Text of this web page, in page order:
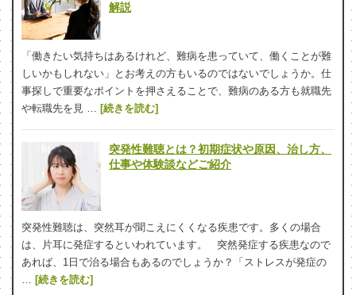
解説
「働きたい気持ちはあるけれど、難病を患っていて、働くことが難
しいかもしれない」とお考えの方もいるのではないでしょうか。仕
事探しで重要なポイントを押さえることで、難病のある方も就職先
や転職先を見 … [続きを読む]
突発性難聴とは？初期症状や原因、治し方、
仕事や体験談などご紹介
突発性難聴は、突然耳が聞こえにくくなる疾患です。多くの場合
は、片耳に発症するといわれています。 突然発症する疾患なので
あれば、1日で治る場合もあるのでしょうか？「ストレスが発症の
… [続きを読む]